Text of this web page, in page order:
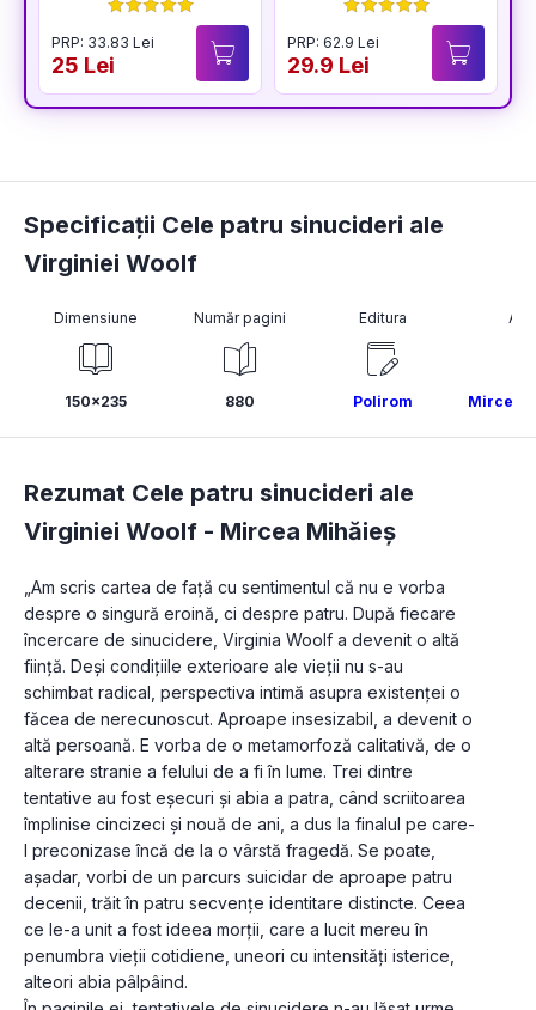
PRP: 33.83 Lei
25 Lei
PRP: 62.9 Lei
29.9 Lei
Specificații Cele patru sinucideri ale
Virginiei Woolf
Dimensiune
150x235
Număr pagini
880
Editura
Polirom Mircea
Rezumat Cele patru sinucideri ale
Virginiei Woolf - Mircea Mihăieș
„Am scris cartea de față cu sentimentul că nu e vorba
despre o singură eroină, ci despre patru. După fiecare
încercare de sinucidere, Virginia Woolf a devenit o altă
ființă. Deși condițiile exterioare ale vieții nu s-au
schimbat radical, perspectiva intimă asupra existenței o
făcea de nerecunoscut. Aproape insesizabil, a devenit o
altă persoană. E vorba de o metamorfoză calitativă, de o
alterare stranie a felului de a fi în lume. Trei dintre
tentative au fost eșecuri și abia a patra, când scriitoarea
împlinise cincizeci și nouă de ani, a dus la finalul pe care-
l preconizase încă de la o vârstă fragedă. Se poate,
așadar, vorbi de un parcurs suicidar de aproape patru
decenii, trăit în patru secvențe identitare distincte. Ceea
ce le-a unit a fost ideea morții, care a lucit mereu în
penumbra vieții cotidiene, uneori cu intensități isterice,
alteori abia pâlpâind.